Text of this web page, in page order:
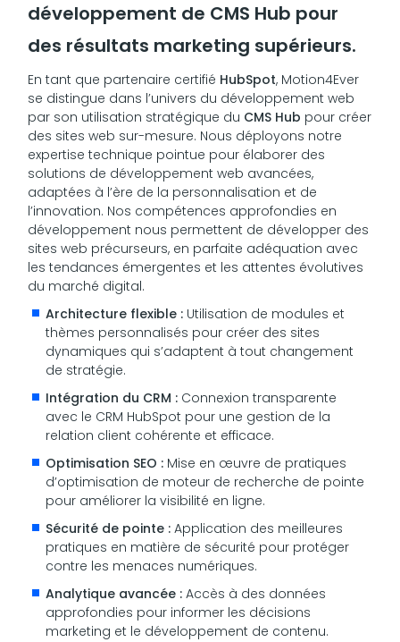
développement de CMS Hub pour
des résultats marketing supérieurs.
En tant que partenaire certifié HubSpot, Motion4Ever
se distingue dans l’univers du développement web
par son utilisation stratégique du CMS Hub pour créer
des sites web sur-mesure. Nous déployons notre
expertise technique pointue pour élaborer des
solutions de développement web avancées,
adaptées à l’ère de la personnalisation et de
l’innovation. Nos compétences approfondies en
développement nous permettent de développer des
sites web précurseurs, en parfaite adéquation avec
les tendances émergentes et les attentes évolutives
du marché digital.
Architecture flexible : Utilisation de modules et
thèmes personnalisés pour créer des sites
dynamiques qui s’adaptent à tout changement
de stratégie.
Intégration du CRM : Connexion transparente
avec le CRM HubSpot pour une gestion de la
relation client cohérente et efficace.
Optimisation SEO : Mise en œuvre de pratiques
d’optimisation de moteur de recherche de pointe
pour améliorer la visibilité en ligne.
Sécurité de pointe : Application des meilleures
pratiques en matière de sécurité pour protéger
contre les menaces numériques.
Analytique avancée : Accès à des données
approfondies pour informer les décisions
marketing et le développement de contenu.